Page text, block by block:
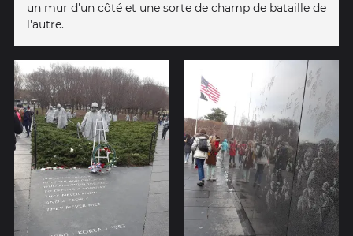
un mur d'un côté et une sorte de champ de bataille de
l'autre.